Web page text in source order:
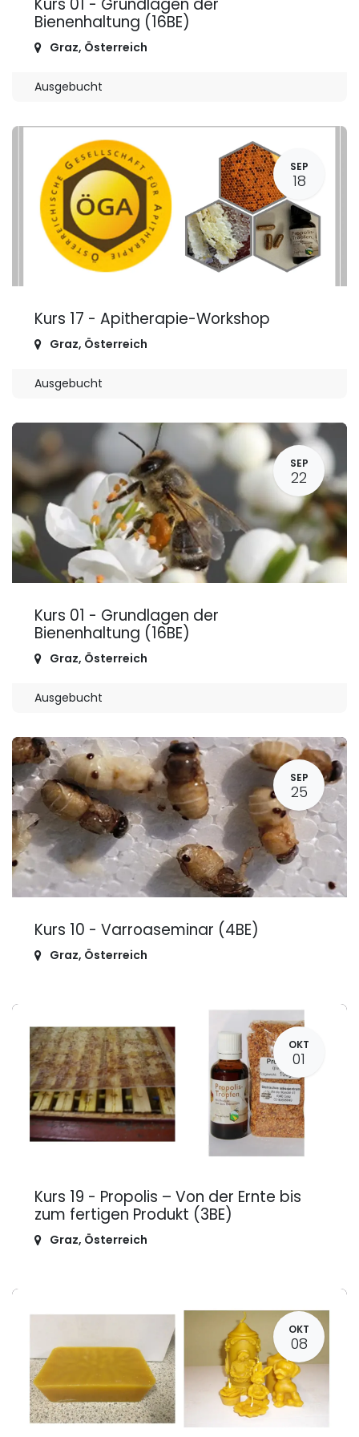
Kurs 01 - Grundlagen der
Bienenhaltung (16BE)
Graz, Österreich
Ausgebucht
SEP
18
Kurs 17 - Apitherapie-Workshop
Graz, Österreich
Ausgebucht
SEP
22
Kurs 01 - Grundlagen der
Bienenhaltung (16BE)
Graz, Österreich
Ausgebucht
SEP
25
Kurs 10 - Varroaseminar (4BE)
Graz, Österreich
OKT
01
Kurs 19 - Propolis – Von der Ernte bis
zum fertigen Produkt (3BE)
Graz, Österreich
OKT
08